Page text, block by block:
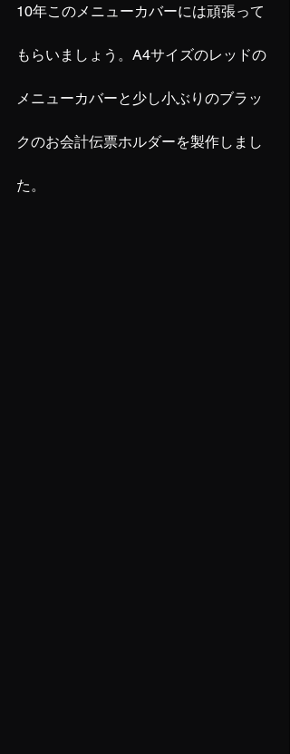
10年このメニューカバーには頑張って
もらいましょう。A4サイズのレッドの
メニューカバーと少し小ぶりのブラッ
クのお会計伝票ホルダーを製作しまし
た。